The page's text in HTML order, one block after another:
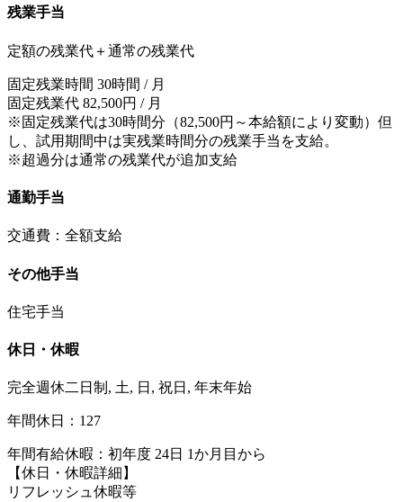
残業手当
定額の残業代＋通常の残業代
固定残業時間 30時間 / 月
固定残業代 82,500円 / 月
※固定残業代は30時間分（82,500円～本給額により変動）但
し、試用期間中は実残業時間分の残業手当を支給。
※超過分は通常の残業代が追加支給
通勤手当
交通費：全額支給
その他手当
住宅手当
休日・休暇
完全週休二日制, 土, 日, 祝日, 年末年始
年間休日：127
年間有給休暇：初年度 24日 1か月目から
【休日・休暇詳細】
リフレッシュ休暇等